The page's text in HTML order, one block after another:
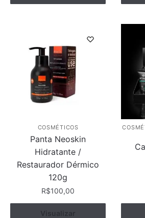
COSMÉTICOS
Panta Neoskin
Hidratante /
Restaurador Dérmico
120g
R$100,00
Comprar
Visualizar